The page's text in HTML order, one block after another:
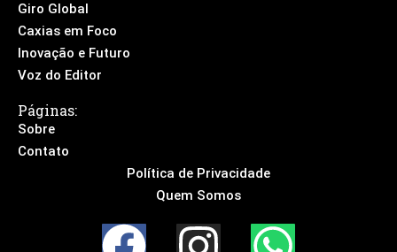
Giro Global
Caxias em Foco
Inovação e Futuro
Voz do Editor
Páginas:
Sobre
Contato
Política de Privacidade
Quem Somos